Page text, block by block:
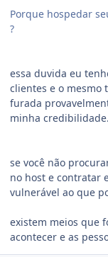
Porque hospedar
?
essa duvida eu
clientes e o mesmo
furada
minha
se você não
no host e contratar
vulnerável ao que
existem meios que
acontecer e as